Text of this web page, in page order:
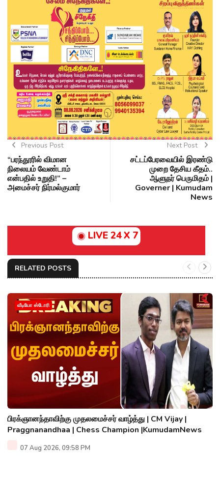
Previous Post
“பரந்தூரில் விமான
நிலையம் வேண்டாம்
என்பதில் உறுதி!” –
அமைச்சர் நிர்மல்குமார்
Next Post
சட்டப்பேரவையில் இரண்டு
முறை தேசிய கீதம்..
ஆளுநர் பெருமிதம் |
Governer | Kumudam
News
LIVE 24 X 7
RELATED POSTS
வீடியோ ஸ்டோரி
பிரக்ஞானந்தாவிற்கு முதலமைச்சர் வாழ்த்து | CM Vijay |
Praggnanandhaa | Chess Champion |KumudamNews
07 Aug 2026, 09:58 PM